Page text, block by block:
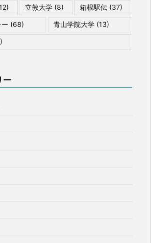
立教大学 (8) 箱根駅伝 (37)
(68) 青山学院大学 (13)
ー